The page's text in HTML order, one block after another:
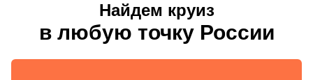
Найдем круиз
в любую точку России